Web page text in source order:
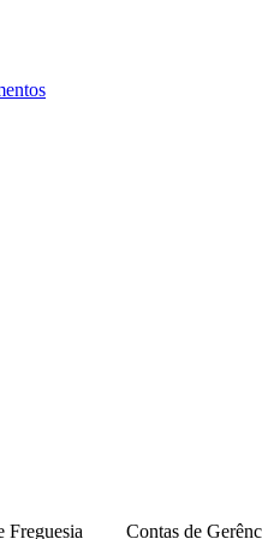
Freguesia Contas de